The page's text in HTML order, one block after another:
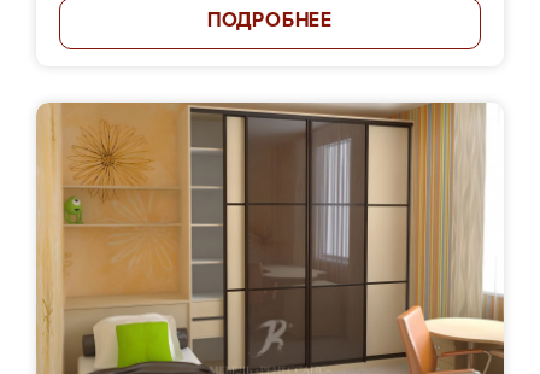
ПОДРОБНЕЕ